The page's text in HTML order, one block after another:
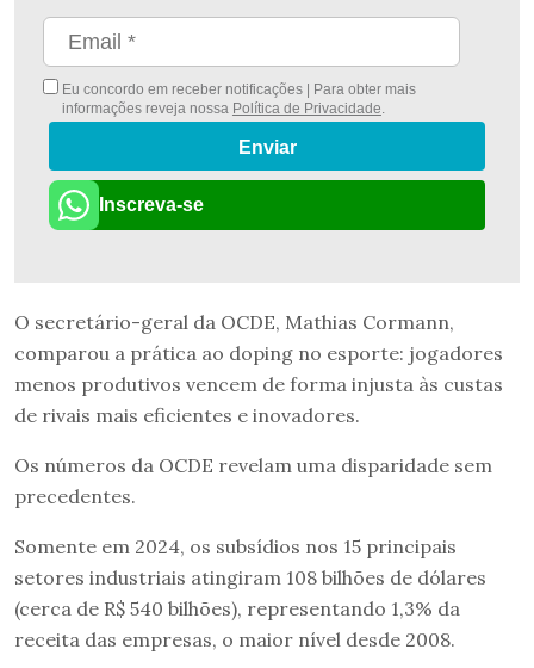
Eu concordo em receber notificações | Para obter mais
informações reveja nossa Política de Privacidade.
Enviar
Inscreva-se
O secretário-geral da OCDE, Mathias Cormann,
comparou a prática ao doping no esporte: jogadores
menos produtivos vencem de forma injusta às custas
de rivais mais eficientes e inovadores.
Os números da OCDE revelam uma disparidade sem
precedentes.
Somente em 2024, os subsídios nos 15 principais
setores industriais atingiram 108 bilhões de dólares
(cerca de R$ 540 bilhões), representando 1,3% da
receita das empresas, o maior nível desde 2008.